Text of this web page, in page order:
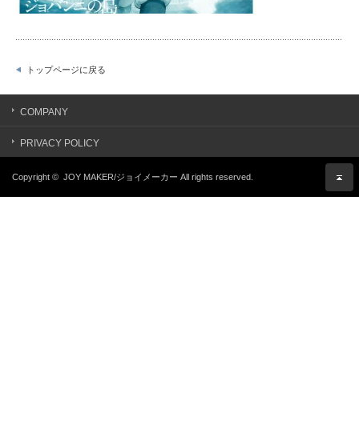
トップページに戻る
COMPANY
PRIVACY POLICY
Copyright © JOY MAKER/ジョイメーカー All rights reserved.